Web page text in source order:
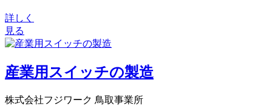
詳しく
見る
産業用スイッチの製造
株式会社フジワーク 鳥取事業所